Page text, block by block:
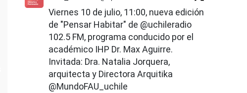
Viernes 10 de julio, 11:00, nueva edición
de "Pensar Habitar" de @uchileradio
102.5 FM, programa conducido por el
académico IHP Dr. Max Aguirre.
Invitada: Dra. Natalia Jorquera,
arquitecta y Directora Arquitika
@MundoFAU_uchile